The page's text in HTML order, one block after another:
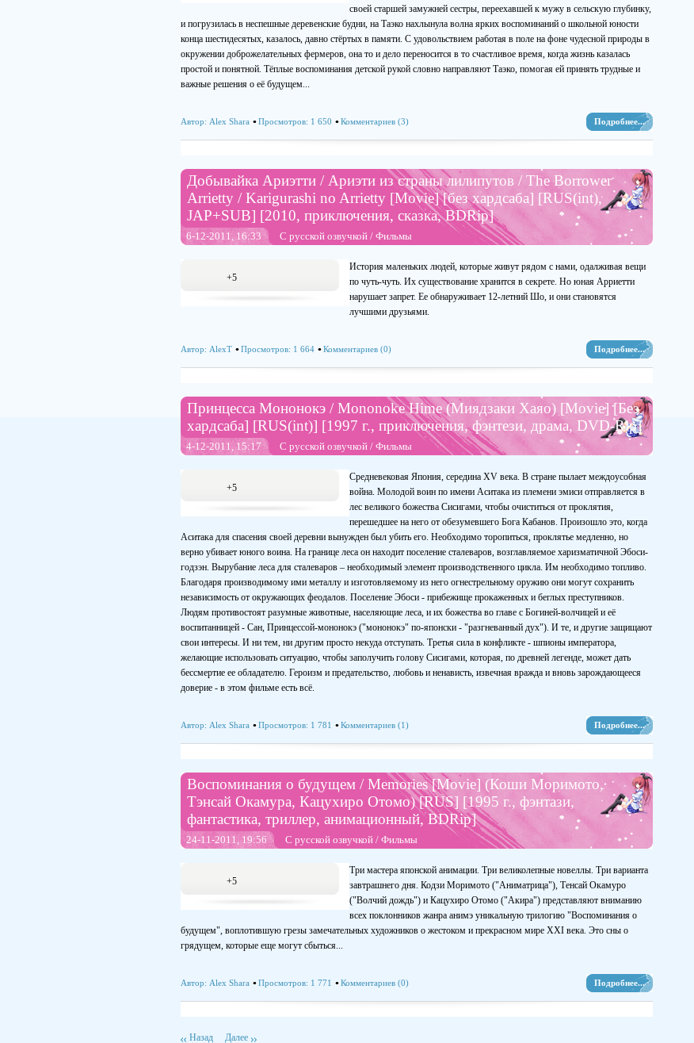
своей старшей замужней сестры, переехавшей к мужу в сельскую глубинку,
и погрузилась в неспешные деревенские будни, на Таэко нахлынула волна ярких воспоминаний о школьной юности
конца шестидесятых, казалось, давно стёртых в памяти. С удовольствием работая в поле на фоне чудесной природы в
окружении доброжелательных фермеров, она то и дело переносится в то счастливое время, когда жизнь казалась
простой и понятной. Тёплые воспоминания детской рукой словно направляют Таэко, помогая ей принять трудные и
важные решения о её будущем...
Подробнее...
Автор: Alex Shara Просмотров: 1 650 Комментариев (3)
Добывайка Ариэтти / Ариэти из страны лилипутов / The Borrower
Arrietty / Karigurashi no Arrietty [Movie] [без хардсаба] [RUS(int),
JAP+SUB] [2010, приключения, сказка, BDRip]
6-12-2011, 16:33 С русской озвучкой / Фильмы
+5
История маленьких людей, которые живут рядом с нами, одалживая вещи
по чуть-чуть. Их существование хранится в секрете. Но юная Арриетти
нарушает запрет. Ее обнаруживает 12-летний Шо, и они становятся
лучшими друзьями.
Подробнее...
Автор: AlexT Просмотров: 1 664 Комментариев (0)
Принцесса Мононокэ / Mononoke Hime (Миядзаки Хаяо) [Movie] [Без
хардсаба] [RUS(int)] [1997 г., приключения, фэнтези, драма, DVD-Rip]
4-12-2011, 15:17 С русской озвучкой / Фильмы
+5
Средневековая Япония, середина XV века. В стране пылает междоусобная
война. Молодой воин по имени Аситака из племени эмиси отправляется в
лес великого божества Сисигами, чтобы очиститься от проклятия,
перешедшее на него от обезумевшего Бога Кабанов. Произошло это, когда
Аситака для спасения своей деревни вынужден был убить его. Необходимо торопиться, проклятье медленно, но
верно убивает юного воина. На границе леса он находит поселение сталеваров, возглавляемое харизматичной Эбоси-
годзэн. Вырубание леса для сталеваров – необходимый элемент производственного цикла. Им необходимо топливо.
Благодаря производимому ими металлу и изготовляемому из него огнестрельному оружию они могут сохранить
независимость от окружающих феодалов. Поселение Эбоси - прибежище прокаженных и беглых преступников.
Людям противостоят разумные животные, населяющие леса, и их божества во главе с Богиней-волчицей и её
воспитанницей - Сан, Принцессой-мононокэ ("мононокэ" по-японски - "разгневанный дух"). И те, и другие защищают
свои интересы. И ни тем, ни другим просто некуда отступать. Третья сила в конфликте - шпионы императора,
желающие использовать ситуацию, чтобы заполучить голову Сисигами, которая, по древней легенде, может дать
бессмертие ее обладателю. Героизм и предательство, любовь и ненависть, извечная вражда и вновь зарождающееся
доверие - в этом фильме есть всё.
Подробнее...
Автор: Alex Shara Просмотров: 1 781 Комментариев (1)
Воспоминания о будущем / Memories [Movie] (Коши Моримото,
Тэнсай Окамура, Кацухиро Отомо) [RUS] [1995 г., фэнтази,
фантастика, триллер, анимационный, BDRip]
24-11-2011, 19:56 С русской озвучкой / Фильмы
+5
Три мастера японской анимации. Три великолепные новеллы. Три варианта
завтрашнего дня. Кодзи Моримото ("Аниматрица"), Тенсай Окамуро
("Волчий дождь") и Кацухиро Отомо ("Акира") представляют вниманию
всех поклонников жанра анимэ уникальную трилогию "Воспоминания о
будущем", воплотившую грезы замечательных художников о жестоком и прекрасном мире XXI века. Это сны о
грядущем, которые еще могут сбыться...
Подробнее...
Автор: Alex Shara Просмотров: 1 771 Комментариев (0)
Назад Далее